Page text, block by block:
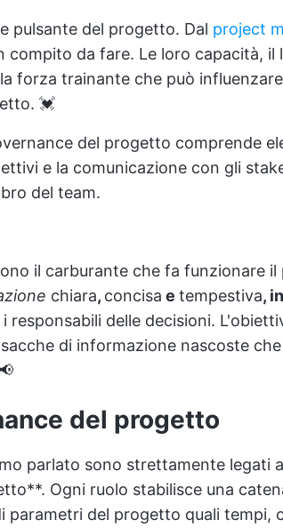
pulsante del progetto. Dal project
compito da fare. Le loro capacità, il
forza trainante che può
💓
del progetto comprende
e la comunicazione con gli
del team.
il carburante che fa funzionare
chiara, concisa e tempestiva,
responsabili delle decisioni.
di informazione nascoste
del progetto
parlato sono strettamente legati
Ogni ruolo stabilisce una
parametri del progetto quali tempi,